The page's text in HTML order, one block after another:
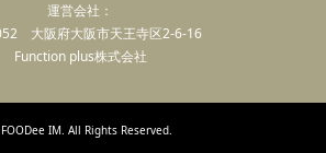
運営会社：
大阪府大阪市天王寺区2-6-16
Function plus株式会社
FOODee IM. All Rights Reserved.